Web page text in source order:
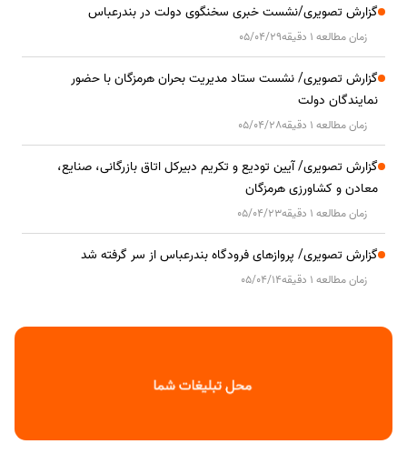
گزارش تصویری/نشست خبری سخنگوی دولت در بندرعباس
زمان مطالعه 1 دقیقه 05/04/29
گزارش تصویری/ نشست ستاد مدیریت بحران هرمزگان با حضور
نمایندگان دولت
زمان مطالعه 1 دقیقه 05/04/28
گزارش تصویری/ آیین تودیع و تکریم دبیرکل اتاق بازرگانی، صنایع،
معادن و کشاورزی هرمزگان
زمان مطالعه 1 دقیقه 05/04/23
گزارش تصویری/ پروازهای فرودگاه بندرعباس از سر گرفته شد
زمان مطالعه 1 دقیقه 05/04/14